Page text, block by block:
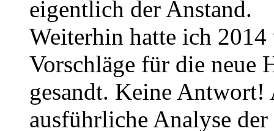
eigentlich der Anstand.
Weiterhin hatte ich 2014
Vorschläge für die neue
gesandt. Keine
ausführliche Analyse